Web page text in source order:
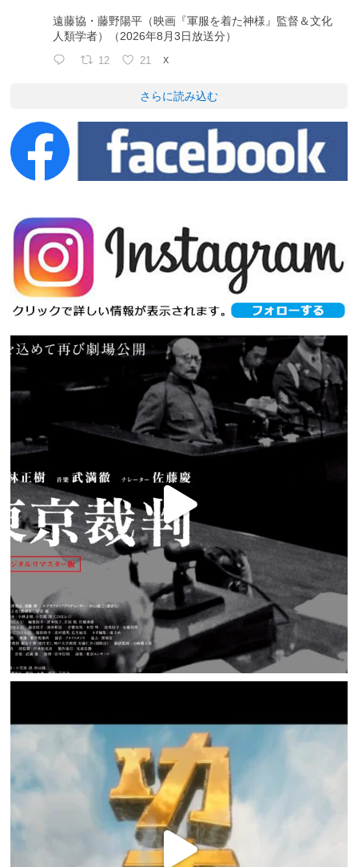
遠藤協・藤野陽平（映画『軍服を着た神様』監督＆文化
人類学者）（2026年8月3日放送分）
12 21 X
さらに読み込む